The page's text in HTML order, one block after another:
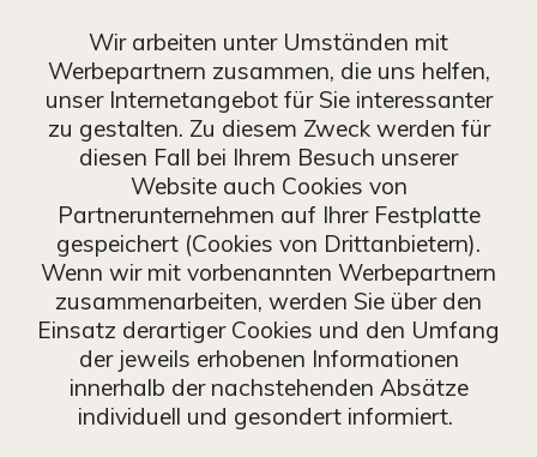
Wir arbeiten unter Umständen mit
Werbepartnern zusammen, die uns helfen,
unser Internetangebot für Sie interessanter
zu gestalten. Zu diesem Zweck werden für
diesen Fall bei Ihrem Besuch unserer
Website auch Cookies von
Partnerunternehmen auf Ihrer Festplatte
gespeichert (Cookies von Drittanbietern).
Wenn wir mit vorbenannten Werbepartnern
zusammenarbeiten, werden Sie über den
Einsatz derartiger Cookies und den Umfang
der jeweils erhobenen Informationen
innerhalb der nachstehenden Absätze
individuell und gesondert informiert.